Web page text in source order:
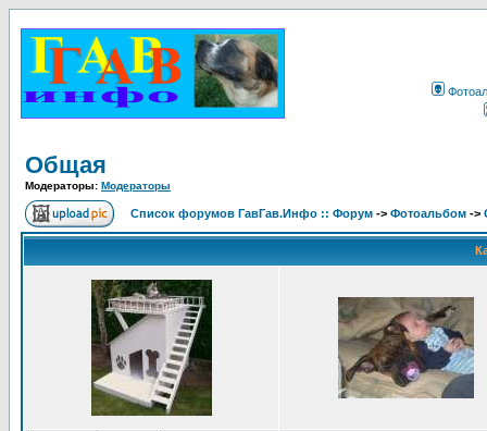
Общая
Модераторы: Модераторы
Список форумов ГавГав.Инфо :: Форум -> Фотоальбом ->